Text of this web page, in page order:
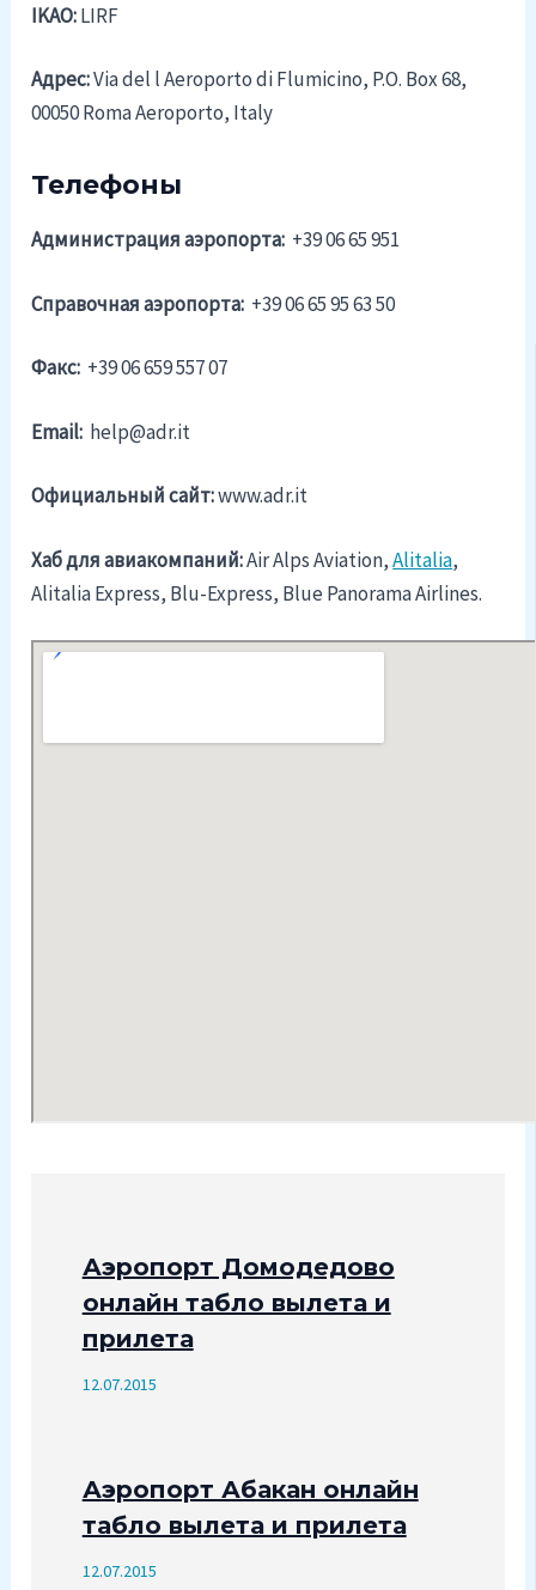
IKAO:LIRF
Адрес:Via del l Aeroporto di Flumicino, P.O. Box 68,
00050 Roma Aeroporto, Italy
Телефоны
Администрация аэропорта: +39 06 65 951
Справочная аэропорта: +39 06 65 95 63 50
Факс: +39 06 659 557 07
Email: help@adr.it
Официальный cайт:www.adr.it
Хаб для авиакомпаний:Air Alps Aviation,Alitalia,
Alitalia Express, Blu-Express, Blue Panorama Airlines.
Аэропорт Домодедово
онлайн табло вылета и
прилета
12.07.2015
Аэропорт Абакан онлайн
табло вылета и прилета
12.07.2015